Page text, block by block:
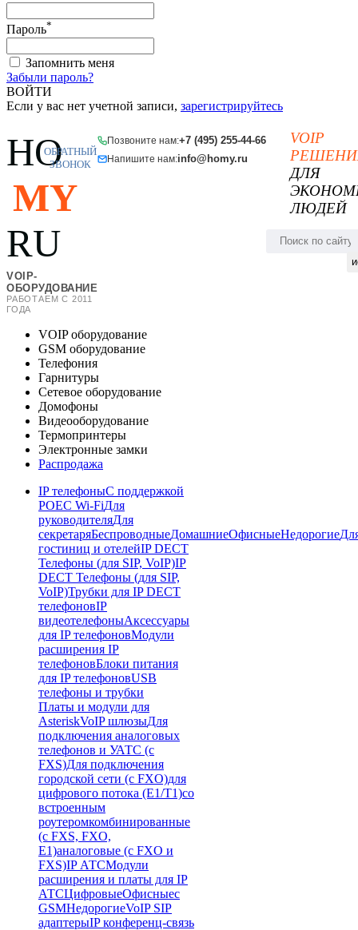
Пароль*
Запомнить меня
Забыли пароль?
ВОЙТИ
Если у вас нет учетной записи, зарегистрируйтесь
HO
MY
RU
VOIP-
ОБОРУДОВАНИЕ
РАБОТАЕМ С 2011
ГОДА
Позвоните нам:+7 (495) 255-44-66
Напишите нам:info@homy.ru
ОБРАТНЫЙ
ЗВОНОК
VOIP
ДЛЯ
ЛЮДЕЙ
VOIP оборудование
GSM оборудование
Телефония
Гарнитуры
Сетевое оборудование
Домофоны
Видеооборудование
Термопринтеры
Электронные замки
Распродажа
IP телефоныС поддержкой
POEC Wi-FiДля
руководителяДля
секретаряБеспроводныеДомашниеОфисныеНедорогие
гостиниц и отелейIP DECT
Телефоны (для SIP, VoIP)IP
DECT Телефоны (для SIP,
VoIP)Трубки для IP DECT
телефоновIP
видеотелефоныАксессуары
для IP телефоновМодули
расширения IP
телефоновБлоки питания
для IP телефоновUSB
телефоны и трубки
Платы и модули для
AsteriskVoIP шлюзыДля
подключения аналоговых
телефонов и УАТС (с
FXS)Для подключения
городской сети (с FXO)для
цифрового потока (E1/T1)со
встроенным
роутеромкомбинированные
(c FXS, FXO,
E1)аналоговые (с FXO и
FXS)IP АТСМодули
расширения и платы для IP
АТСЦифровыеОфисныес
GSMНедорогиеVoIP SIP
адаптерыIP конференц-связь